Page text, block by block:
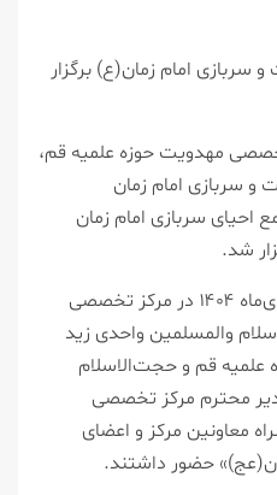
امام زمان(ع) برگزار
مهدویت حوزه علمیه قم،
سربازی امام زمان
احیای سربازی امام زمان
شد.
در این نشست که در تاریخ ۴ دی‌ماه ۱۴۰۴ در مرکز تخصصی
والمسلمین واحدی زید
علمیه قم و حجت‌الاسلام
محترم مرکز تخصصی
معاونین مرکز و اعضای
حضور داشتند.